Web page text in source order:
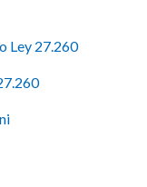
Ley 27.260